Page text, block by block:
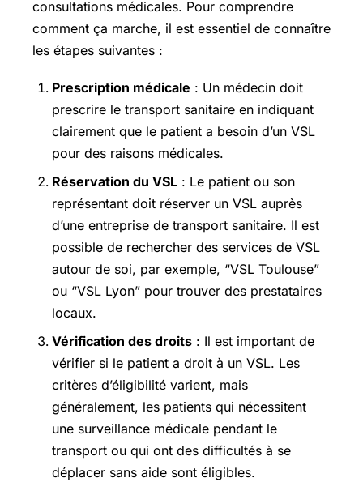
consultations médicales. Pour comprendre
comment ça marche, il est essentiel de connaître
les étapes suivantes :
Prescription médicale : Un médecin doit
prescrire le transport sanitaire en indiquant
clairement que le patient a besoin d’un VSL
pour des raisons médicales.
Réservation du VSL : Le patient ou son
représentant doit réserver un VSL auprès
d’une entreprise de transport sanitaire. Il est
possible de rechercher des services de VSL
autour de soi, par exemple, “VSL Toulouse”
ou “VSL Lyon” pour trouver des prestataires
locaux.
Vérification des droits : Il est important de
vérifier si le patient a droit à un VSL. Les
critères d’éligibilité varient, mais
généralement, les patients qui nécessitent
une surveillance médicale pendant le
transport ou qui ont des difficultés à se
déplacer sans aide sont éligibles.